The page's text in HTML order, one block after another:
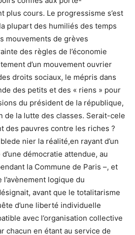
plus cours. Le progressisme s’est
plupart des humiliés des temps
mouvements de grèves
des règles de l’économie
d’un mouvement ouvrier
droits sociaux, le mépris dans
des petits et des « riens » pour
du président de la république,
de la lutte des classes. Serait-cele
des pauvres contre les riches ?
nier la réalité,en rayant d’un
d’une démocratie attendue, au
la Commune de Paris –, et
logique du
avant que le totalitarisme
d’une liberté individuelle
avec l’organisation collective
chacun en étant au service de